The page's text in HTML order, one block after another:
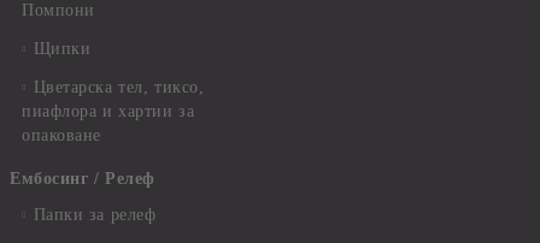
Помпони
Щипки
Цветарска тел, тиксо,
пиафлора и хартии за
опаковане
Ембосинг / Релеф
Папки за релеф